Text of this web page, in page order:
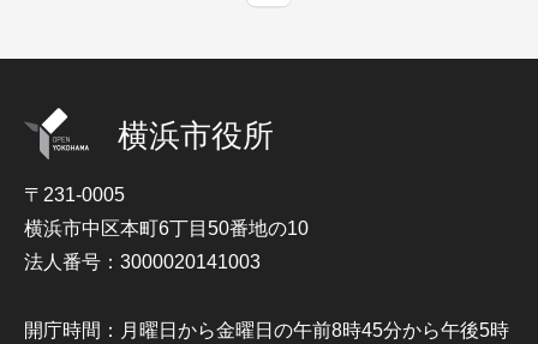
横浜市役所
〒231-0005
横浜市中区本町6丁目50番地の10
法人番号：3000020141003
開庁時間：月曜日から金曜日の午前8時45分から午後5時